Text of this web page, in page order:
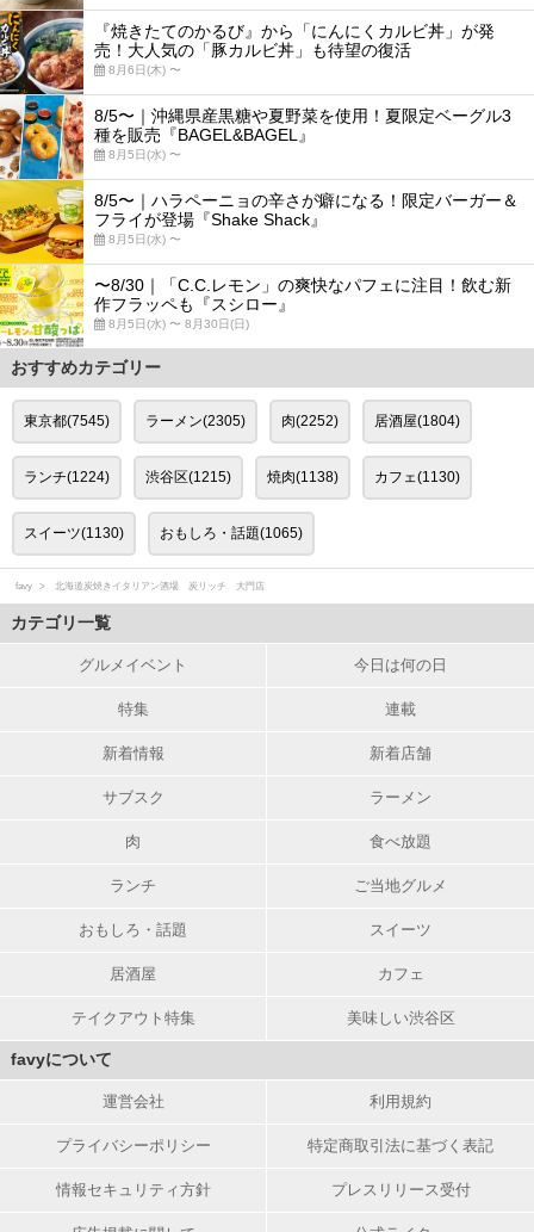
『焼きたてのかるび』から「にんにくカルビ丼」が発
売！大人気の「豚カルビ丼」も待望の復活
8月6日(木) 〜
8/5〜｜沖縄県産黒糖や夏野菜を使用！夏限定ベーグル3
種を販売『BAGEL&BAGEL』
8月5日(水) 〜
8/5〜｜ハラペーニョの辛さが癖になる！限定バーガー＆
フライが登場『Shake Shack』
8月5日(水) 〜
〜8/30｜「C.C.レモン」の爽快なパフェに注目！飲む新
作フラッペも『スシロー』
8月5日(水) 〜 8月30日(日)
おすすめカテゴリー
東京都(7545) ラーメン(2305) 肉(2252) 居酒屋(1804)
ランチ(1224) 渋谷区(1215) 焼肉(1138) カフェ(1130)
スイーツ(1130) おもしろ・話題(1065)
favy 北海道炭焼きイタリアン酒場 炭リッチ 大門店
カテゴリ一覧
グルメイベント 今日は何の日
特集 連載
新着情報 新着店舗
サブスク ラーメン
肉 食べ放題
ランチ ご当地グルメ
おもしろ・話題 スイーツ
居酒屋 カフェ
テイクアウト特集 美味しい渋谷区
favyについて
運営会社 利用規約
プライバシーポリシー 特定商取引法に基づく表記
情報セキュリティ方針 プレスリリース受付